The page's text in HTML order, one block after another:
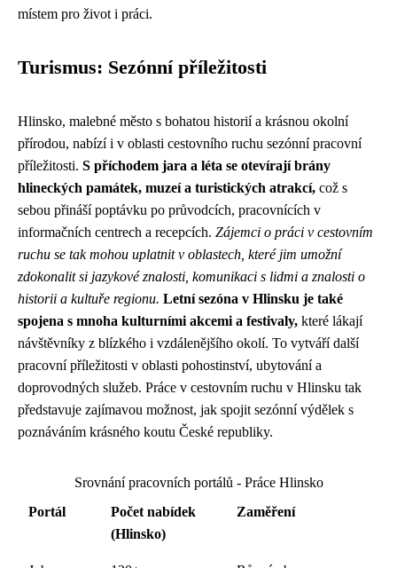
místem pro život i práci.
Turismus: Sezónní příležitosti
Hlinsko, malebné město s bohatou historií a krásnou okolní
přírodou, nabízí i v oblasti cestovního ruchu sezónní pracovní
příležitosti. S příchodem jara a léta se otevírají brány
hlineckých památek, muzeí a turistických atrakcí, což s
sebou přináší poptávku po průvodcích, pracovnících v
informačních centrech a recepcích. Zájemci o práci v cestovním
ruchu se tak mohou uplatnit v oblastech, které jim umožní
zdokonalit si jazykové znalosti, komunikaci s lidmi a znalosti o
historii a kultuře regionu. Letní sezóna v Hlinsku je také
spojena s mnoha kulturními akcemi a festivaly, které lákají
návštěvníky z blízkého i vzdálenějšího okolí. To vytváří další
pracovní příležitosti v oblasti pohostinství, ubytování a
doprovodných služeb. Práce v cestovním ruchu v Hlinsku tak
představuje zajímavou možnost, jak spojit sezónní výdělek s
poznáváním krásného koutu České republiky.
Srovnání pracovních portálů - Práce Hlinsko
Portál
Počet nabídek
(Hlinsko)
Zaměření